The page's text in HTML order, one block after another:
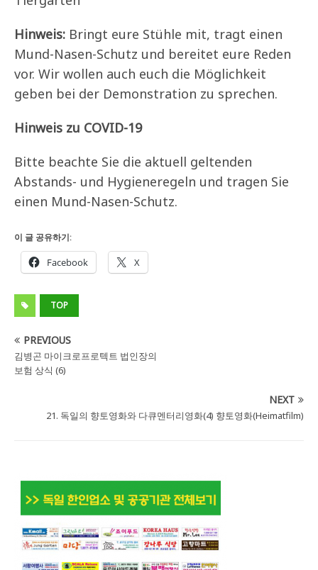
Hinweis: Bringt eure Stühle mit, tragt einen
Mund-Nasen-Schutz und bereitet eure Reden
vor. Wir wollen auch euch die Möglichkeit
geben bei der Demonstration zu sprechen.
Hinweis zu COVID-19
Bitte beachte Sie die aktuell geltenden
Abstands- und Hygieneregeln und tragen Sie
einen Mund-Nasen-Schutz.
이 글 공유하기:
Facebook X
TOP
PREVIOUS
김병곤 마이크로프로텍트 법인장의
보험 상식 (6)
NEXT
21. 독일의 향토영화와 다큐멘터리영화(4) 향토영화(Heimatfilm)